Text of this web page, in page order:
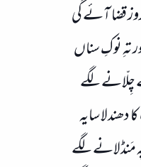
قضا آئے گی
تہِ نوکِ سناں
چِلّانے لگے
سایہ
مَنڈلانے لگے​